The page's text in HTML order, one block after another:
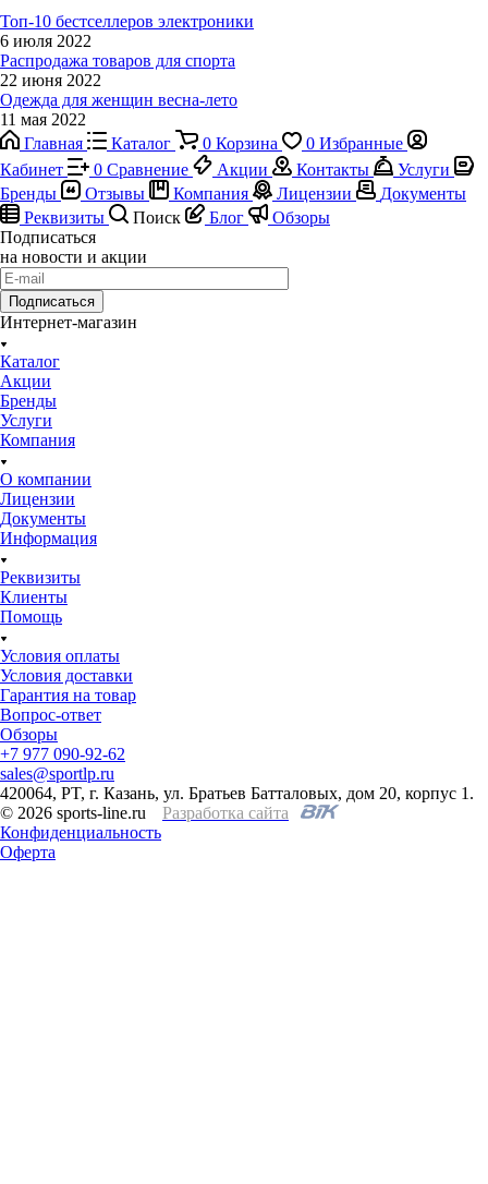
Топ-10 бестселлеров электроники
6 июля 2022
Распродажа товаров для спорта
22 июня 2022
Одежда для женщин весна-лето
11 мая 2022
Главная
Каталог 0 Корзина 0 Избранные
Кабинет
0 Сравнение Акции Контакты
Услуги
Бренды
Отзывы Компания Лицензии
Документы
Реквизиты
Поиск Блог
Обзоры
Подписаться
на новости и акции
Подписаться
Интернет-магазин
Каталог
Акции
Бренды
Услуги
Компания
О компании
Лицензии
Документы
Информация
Реквизиты
Клиенты
Помощь
Условия оплаты
Условия доставки
Гарантия на товар
Вопрос-ответ
Обзоры
+7 977 090-92-62
sales@sportlp.ru
420064, PT, г. Казань, ул. Братьев Батталовых, дом 20, корпус 1.
© 2026 sports-line.ru
Разработка сайта
Конфиденциальность
Оферта